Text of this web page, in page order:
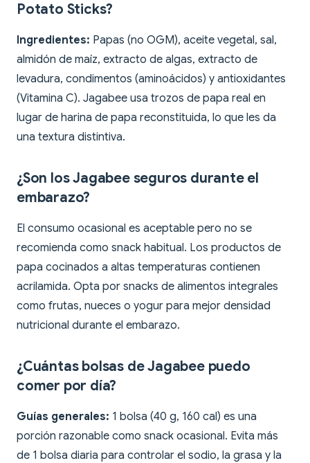
Potato Sticks?
Ingredientes: Papas (no OGM), aceite vegetal, sal,
almidón de maíz, extracto de algas, extracto de
levadura, condimentos (aminoácidos) y antioxidantes
(Vitamina C). Jagabee usa trozos de papa real en
lugar de harina de papa reconstituida, lo que les da
una textura distintiva.
¿Son los Jagabee seguros durante el
embarazo?
El consumo ocasional es aceptable pero no se
recomienda como snack habitual. Los productos de
papa cocinados a altas temperaturas contienen
acrilamida. Opta por snacks de alimentos integrales
como frutas, nueces o yogur para mejor densidad
nutricional durante el embarazo.
¿Cuántas bolsas de Jagabee puedo
comer por día?
Guías generales: 1 bolsa (40 g, 160 cal) es una
porción razonable como snack ocasional. Evita más
de 1 bolsa diaria para controlar el sodio, la grasa y la